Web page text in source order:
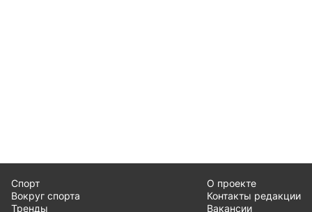
Спорт
Вокруг спорта
Тренды
О проекте
Контакты редакции
Вакансии